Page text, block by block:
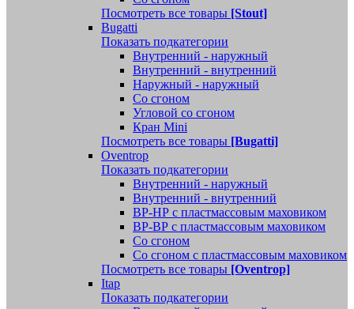
Посмотреть все товары [Stout]
Bugatti
Показать подкатегории
Внутренний - наружный
Внутренний - внутренний
Наружный - наружный
Со сгоном
Угловой со сгоном
Кран Mini
Посмотреть все товары [Bugatti]
Oventrop
Показать подкатегории
Внутренний - наружный
Внутренний - внутренний
ВР-НР с пластмассовым маховиком
ВР-ВР с пластмассовым маховиком
Со сгоном
Со сгоном с пластмассовым маховиком
Посмотреть все товары [Oventrop]
Itap
Показать подкатегории